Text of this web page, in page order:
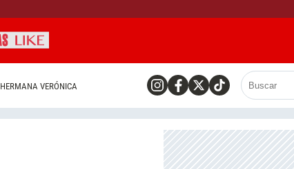
HERMANA VERÓNICA